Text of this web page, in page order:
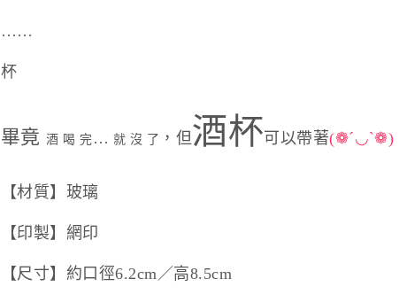
……
杯
畢竟酒 喝 完 … 就 沒 了 ，但酒杯可以帶著(❁´◡`❁)
【材質】玻璃
【印製】網印
【尺寸】約口徑6.2cm／高8.5cm